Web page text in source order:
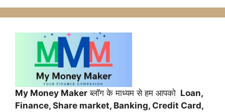
My Money Maker ब्लॉग के माध्यम से हम आपको Loan,
Finance, Share market, Banking, Credit Card,